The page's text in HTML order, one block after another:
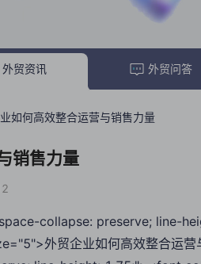
外贸资讯 外贸问答
如何高效整合运营与销售力量
销售力量
collapse: preserve; line-
外贸企业如何高效整合运